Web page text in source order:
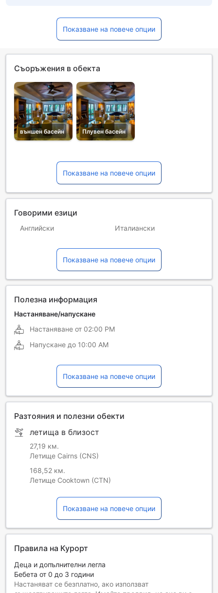
Показване на повече опции
Съоръжения в обекта
външен басейн Плувен басейн
Показване на повече опции
Говорими езици
Английски Италиански
Показване на повече опции
Полезна информация
Настаняване/напускане
Настаняване от 02:00 PM
Напускане до 10:00 AM
Показване на повече опции
Разтояния и полезни обекти
летища в близост
27,19 км.
Летище Cairns (CNS)
168,52 км.
Летище Cooktown (CTN)
Показване на повече опции
Правила на Курорт
Деца и допълнителни легла
Бебета от 0 до 3 години
Настаняват се безплатно, ако използват